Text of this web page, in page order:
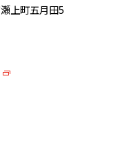
上町五月田5